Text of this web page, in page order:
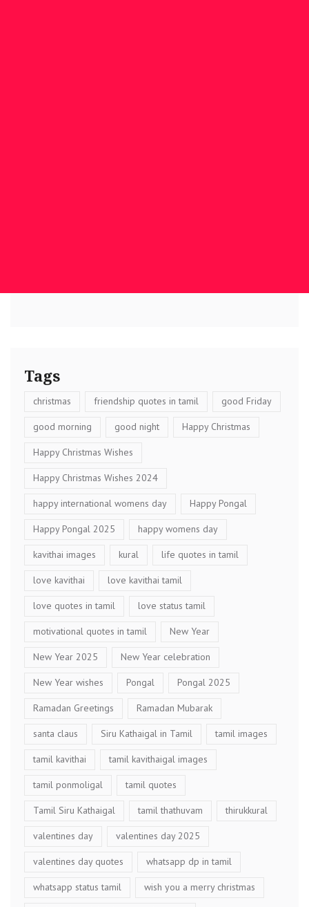
Tags
christmas friendship quotes in tamil good Friday
good morning good night Happy Christmas
Happy Christmas Wishes
Happy Christmas Wishes 2024
happy international womens day Happy Pongal
Happy Pongal 2025 happy womens day
kavithai images kural life quotes in tamil
love kavithai love kavithai tamil
love quotes in tamil love status tamil
motivational quotes in tamil New Year
New Year 2025 New Year celebration
New Year wishes Pongal Pongal 2025
Ramadan Greetings Ramadan Mubarak
santa claus Siru Kathaigal in Tamil tamil images
tamil kavithai tamil kavithaigal images
tamil ponmoligal tamil quotes
Tamil Siru Kathaigal tamil thathuvam thirukkural
valentines day valentines day 2025
valentines day quotes whatsapp dp in tamil
whatsapp status tamil wish you a merry christmas